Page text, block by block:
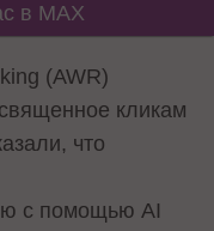
в MAX
(AWR)
кликам
что
с помощью AI